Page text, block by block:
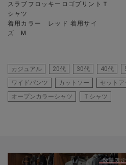
スラブフロッキーロゴプリントＴ
シャツ
着用カラー レッド 着用サイ
ズ M
カジュアル 20代 30代 40代
ワイドパンツ
カットソー セット
オープンカラーシャツ
Ｔシャツ